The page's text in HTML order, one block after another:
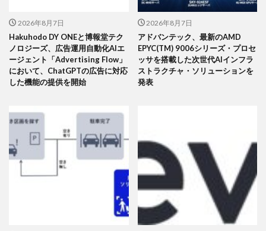
2026年8月7日
Hakuhodo DY ONEと博報堂テク
ノロジーズ、広告運用自動化AIエ
ージェント「Advertising Flow」
において、ChatGPTの広告に対応
した機能の提供を開始
2026年8月7日
アドバンテック、最新のAMD
EPYC(TM) 9006シリーズ・プロセ
ッサを搭載した次世代AIインフラ
ストラクチャ・ソリューションを
発表